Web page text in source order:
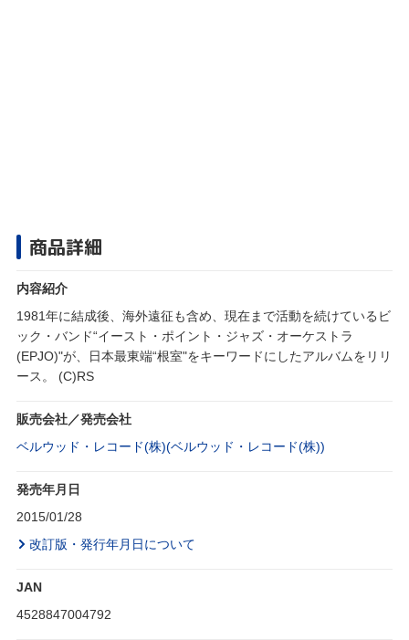
商品詳細
内容紹介
1981年に結成後、海外遠征も含め、現在まで活動を続けているビ
ック・バンド“イースト・ポイント・ジャズ・オーケストラ
(EPJO)"が、日本最東端“根室"をキーワードにしたアルバムをリリ
ース。 (C)RS
販売会社／発売会社
ベルウッド・レコード(株)(ベルウッド・レコード(株))
発売年月日
2015/01/28
改訂版・発行年月日について
JAN
4528847004792